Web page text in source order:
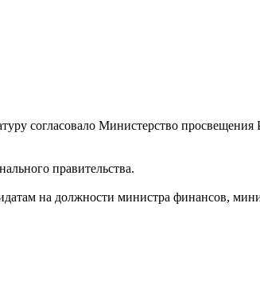
согласовало Министерство
правительства.
на должности министра финансов,